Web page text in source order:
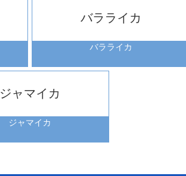
バラライカ
バラライカ
ジャマイカ
ジャマイカ